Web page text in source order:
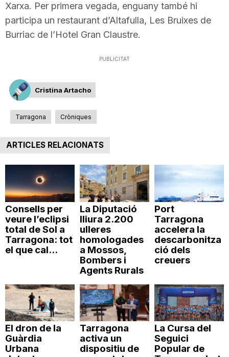
Xarxa. Per primera vegada, enguany també hi
participa un restaurant d’Altafulla, Les Bruixes de
Burriac de l’Hotel Gran Claustre.
PUBLICITAT
Cristina Artacho
Tarragona Cròniques
ARTICLES RELACIONATS
Consells per
veure l’eclipsi
total de Sol a
Tarragona: tot
el que cal...
La Diputació
lliura 2.200
ulleres
homologades
a Mossos,
Bombers i
Agents Rurals
Port
Tarragona
accelera la
descarbonitza
ció dels
creuers
El dron de la
Guàrdia
Urbana
Tarragona
activa un
dispositiu de
La Cursa del
Seguici
Popular de